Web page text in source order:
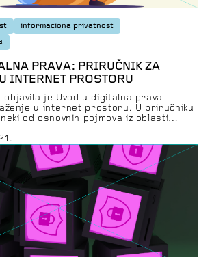
informaciona privatnost
PRAVA: PRIRUČNIK ZA
INTERNET PROSTORU
objavila je Uvod u digitalna prava –
u internet prostoru. U priručniku
od osnovnih pojmova iz oblasti
iz regiona Zapadnog
je takođe dostupna
i engleskom jeziku. Iako su
otvorile mnoge nove i zanimljive
ideja, razmenu informacija,